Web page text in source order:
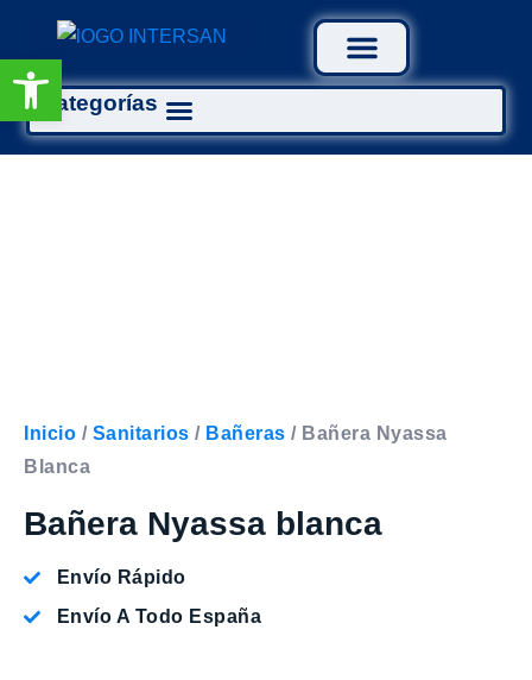
Categorías
Inicio / Sanitarios / Bañeras / Bañera Nyassa
Blanca
Bañera Nyassa blanca
Envío Rápido
Envío A Todo España
Abrir barra de herramientas